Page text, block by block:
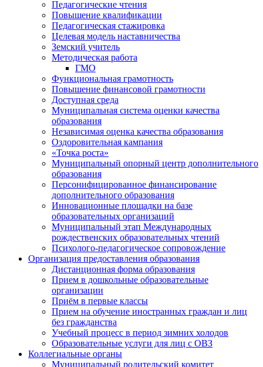
Педагогические чтения
Повышение квалификации
Педагогическая стажировка
Целевая модель наставничества
Земский учитель
Методическая работа
ГМО
Функциональная грамотность
Повышение финансовой грамотности
Доступная среда
Муниципальная система оценки качества
образования
Независимая оценка качества образования
Оздоровительная кампания
«Точка роста»
Муниципальный опорный центр дополнительного
образования
Персонифицированное финансирование
дополнительного образования
Инновационные площадки на базе
образовательных организаций
Муниципальный этап Международных
рождественских образовательных чтений
Психолого-педагогическое сопровождение
Организация предоставления образования
Дистанционная форма образования
Прием в дошкольные образовательные
организации
Приём в первые классы
Прием на обучение иностранных граждан и лиц
без гражданства
Учебный процесс в период зимних холодов
Образовательные услуги для лиц с ОВЗ
Коллегиальные органы
Муниципальный родительский комитет